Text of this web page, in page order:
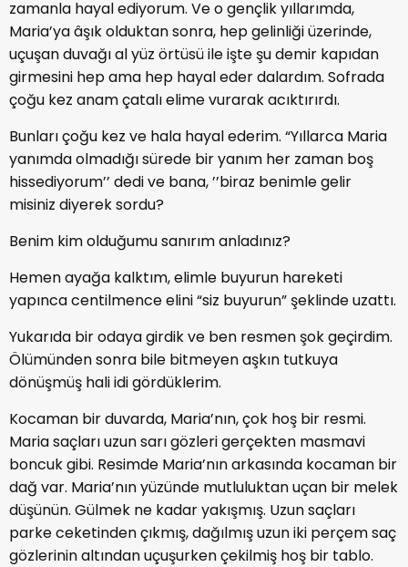
zamanla hayal ediyorum. Ve o gençlik yıllarımda,
Maria’ya âşık olduktan sonra, hep gelinliği üzerinde,
uçuşan duvağı al yüz örtüsü ile işte şu demir kapıdan
girmesini hep ama hep hayal eder dalardım. Sofrada
çoğu kez anam çatalı elime vurarak acıktırırdı.
Bunları çoğu kez ve hala hayal ederim. “Yıllarca Maria
yanımda olmadığı sürede bir yanım her zaman boş
hissediyorum’’ dedi ve bana, ’’biraz benimle gelir
misiniz diyerek sordu?
Benim kim olduğumu sanırım anladınız?
Hemen ayağa kalktım, elimle buyurun hareketi
yapınca centilmence elini “siz buyurun” şeklinde uzattı.
Yukarıda bir odaya girdik ve ben resmen şok geçirdim.
Ölümünden sonra bile bitmeyen aşkın tutkuya
dönüşmüş hali idi gördüklerim.
Kocaman bir duvarda, Maria’nın, çok hoş bir resmi.
Maria saçları uzun sarı gözleri gerçekten masmavi
boncuk gibi. Resimde Maria’nın arkasında kocaman bir
dağ var. Maria’nın yüzünde mutluluktan uçan bir melek
düşünün. Gülmek ne kadar yakışmış. Uzun saçları
parke ceketinden çıkmış, dağılmış uzun iki perçem saç
gözlerinin altından uçuşurken çekilmiş hoş bir tablo.